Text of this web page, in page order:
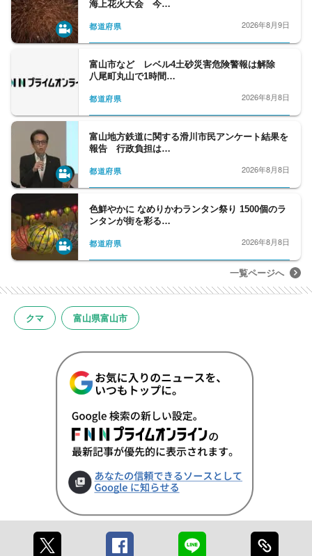
海上花火大会 今…
都道府県 2026年8月9日
富山市など レベル4土砂災害危険警報は解除
八尾町丸山で1時間…
都道府県 2026年8月8日
富山地方鉄道に関する滑川市民アンケート結果を
報告 行政負担は…
都道府県 2026年8月8日
色鮮やかに なめりかわランタン祭り 1500個のラ
ンタンが街を彩る…
都道府県 2026年8月8日
一覧ページへ
クマ 富山県富山市